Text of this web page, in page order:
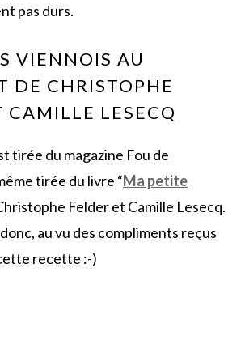
pas durs.
VIENNOIS AU
DE CHRISTOPHE
CAMILLE LESECQ
tirée du magazine Fou de
tirée du livre “Ma petite
Felder et Camille Lesecq.
au vu des compliments reçus
recette :-)